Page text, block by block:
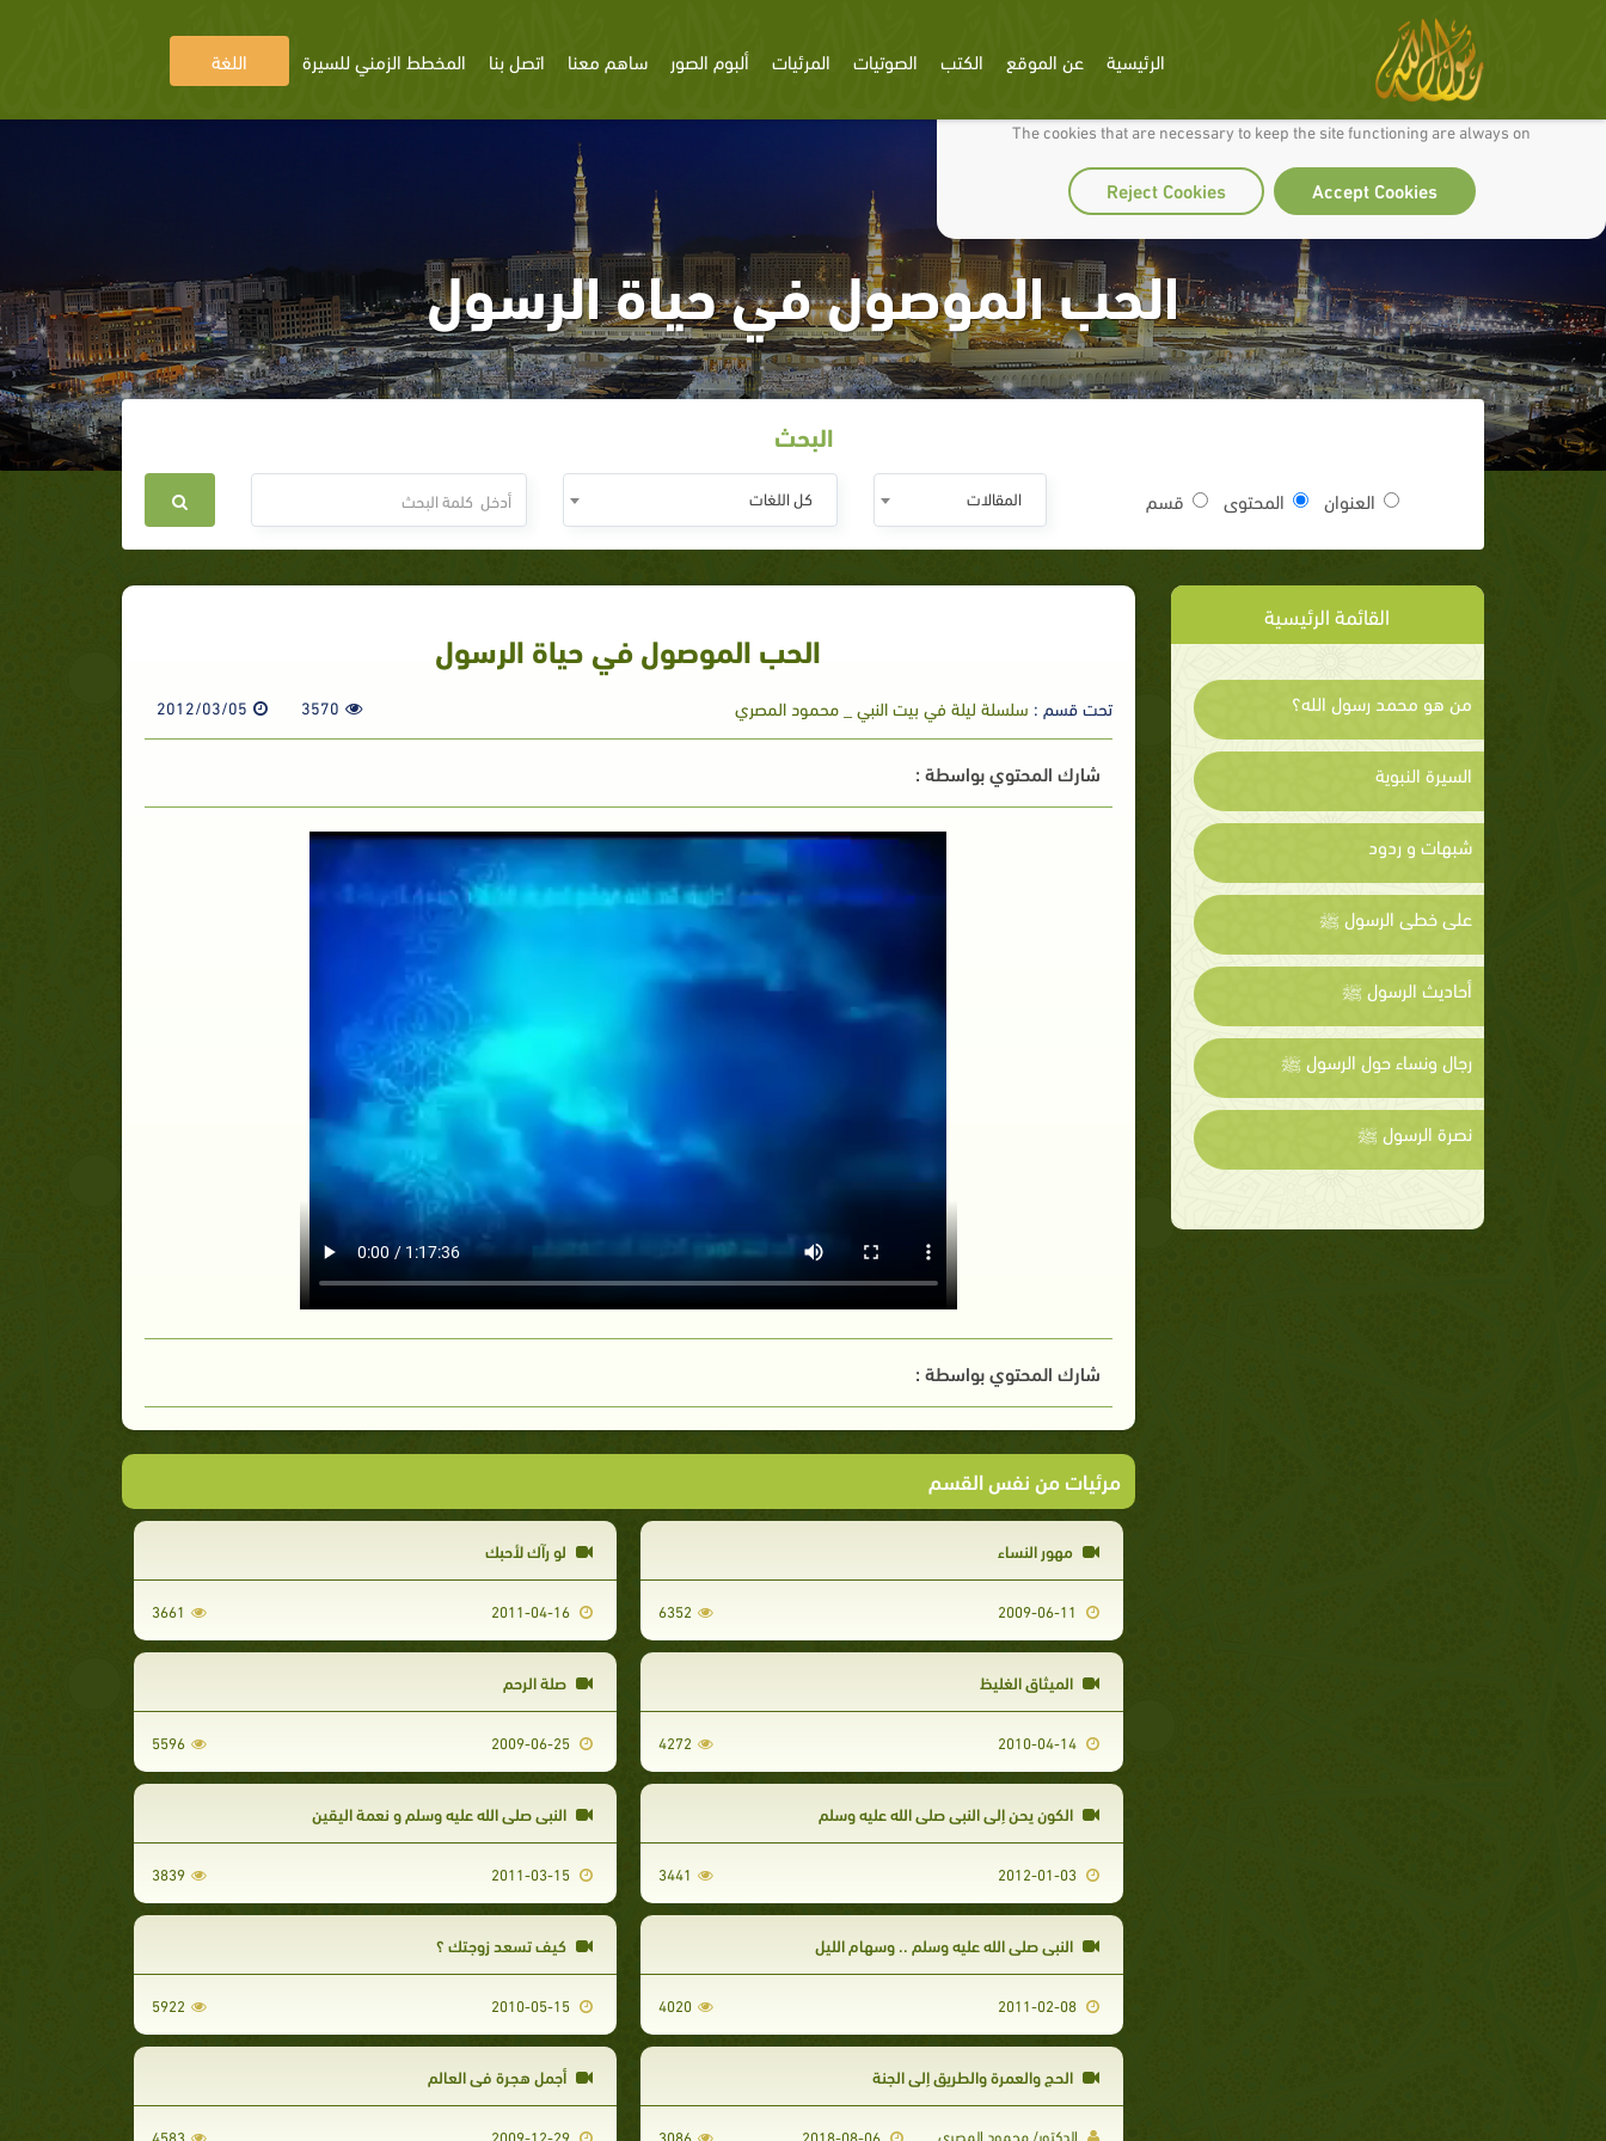
We use cookies to make our site work well for you and so we can continually improve it.
The cookies that are necessary to keep the site functioning are always on
Accept Cookies
Reject Cookies
الرئيسية عن الموقع الكتب الصوتيات المرئيات ألبوم الصور ساهم معنا اتصل بنا المخطط الزمني للسيرة اللغة
الحب الموصول في حياة الرسول
البحث
العنوان المحتوى قسم المقالات كل اللغات
القائمة الرئيسية
من هو محمد رسول الله؟
السيرة النبوية
شبهات و ردود
على خطى الرسول ﷺ
أحاديث الرسول ﷺ
رجال ونساء حول الرسول ﷺ
نصرة الرسول ﷺ
الحب الموصول في حياة الرسول
تحت قسم : سلسلة ليلة في بيت النبي _ محمود المصري 3570
2012/03/05
شارك المحتوي بواسطة :
شارك المحتوي بواسطة :
مرئيات من نفس القسم
مهور النساء
6352
لو رآك لأحبك
2011-04-16
3661
الميثاق الغليظ
2010-04-14
4272
صلة الرحم
2009-06-25
5596
الكون يحن إلى النبي صلى الله عليه وسلم
2012-01-03
3441
النبي صلى الله عليه وسلم و نعمة اليقين
2011-03-15
3839
النبي صلى الله عليه وسلم .. وسهام الليل
2011-02-08
4020
كيف تسعد زوجتك ؟
2010-05-15
5922
الحج والعمرة والطريق إلى الجنة
الدكتور/ محمود المصري
أجمل هجرة في العالم